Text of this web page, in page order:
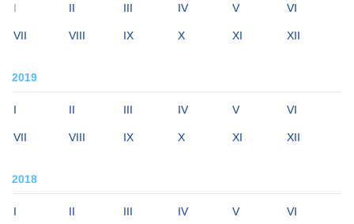
I II III IV V VI
VII VIII IX X XI XII
2019
I II III IV V VI
VII VIII IX X XI XII
2018
I II III IV V VI